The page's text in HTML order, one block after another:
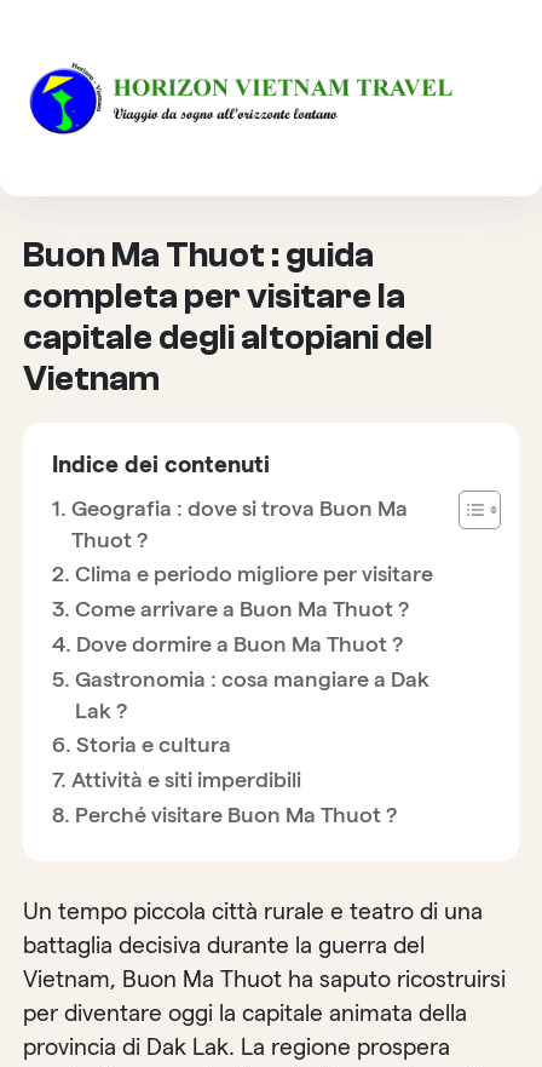
HOME
DESTINAZIONE
Buon Ma Thuot : guida
completa per visitare la
capitale degli altopiani del
Vietnam
Indice dei contenuti
Geografia : dove si trova Buon Ma
Thuot ?
Clima e periodo migliore per visitare
Come arrivare a Buon Ma Thuot ?
Dove dormire a Buon Ma Thuot ?
Gastronomia : cosa mangiare a Dak
Lak ?
Storia e cultura
Attività e siti imperdibili
Perché visitare Buon Ma Thuot ?
Un tempo piccola città rurale e teatro di una
battaglia decisiva durante la guerra del
Vietnam, Buon Ma Thuot ha saputo ricostruirsi
per diventare oggi la capitale animata della
provincia di Dak Lak. La regione prospera